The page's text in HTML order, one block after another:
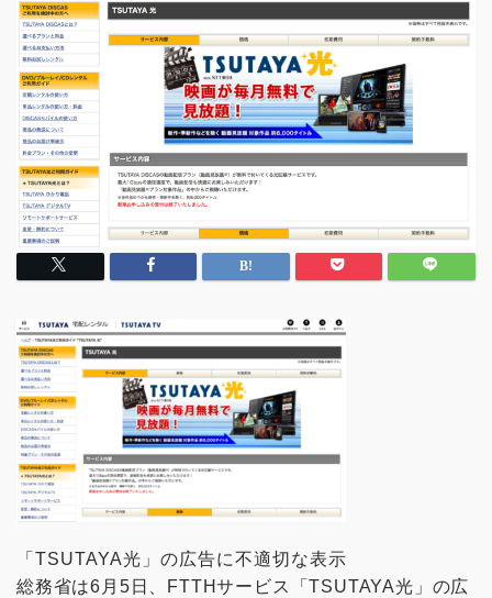
「TSUTAYA光」の広告に不適切な表示
総務省は6月5日、FTTHサービス「TSUTAYA光」の広